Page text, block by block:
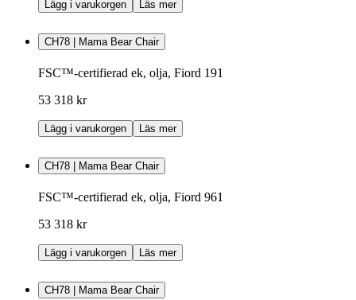
Lägg i varukorgen Läs mer
CH78 | Mama Bear Chair
FSC™-certifierad ek, olja, Fiord 191
53 318 kr
Lägg i varukorgen Läs mer
CH78 | Mama Bear Chair
FSC™-certifierad ek, olja, Fiord 961
53 318 kr
Lägg i varukorgen Läs mer
CH78 | Mama Bear Chair